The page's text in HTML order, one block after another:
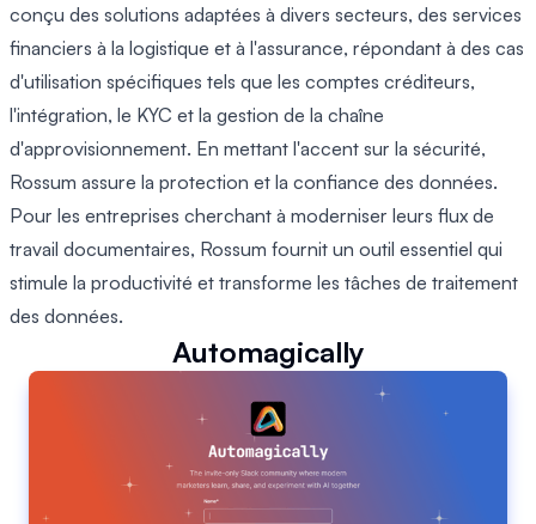
conçu des solutions adaptées à divers secteurs, des services
financiers à la logistique et à l'assurance, répondant à des cas
d'utilisation spécifiques tels que les comptes créditeurs,
l'intégration, le KYC et la gestion de la chaîne
d'approvisionnement. En mettant l'accent sur la sécurité,
Rossum assure la protection et la confiance des données.
Pour les entreprises cherchant à moderniser leurs flux de
travail documentaires, Rossum fournit un outil essentiel qui
stimule la productivité et transforme les tâches de traitement
des données.
Automagically